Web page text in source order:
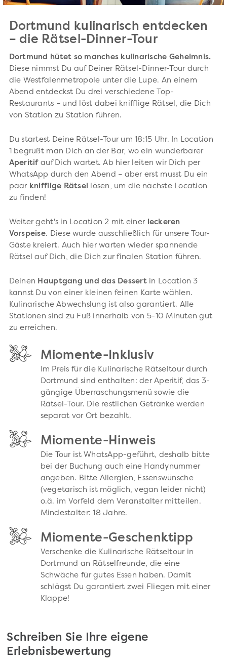
Dortmund kulinarisch entdecken
– die Rätsel-Dinner-Tour
Dortmund hütet so manches kulinarische Geheimnis.
Diese nimmst Du auf Deiner Rätsel-Dinner-Tour durch
die Westfalenmetropole unter die Lupe. An einem
Abend entdeckst Du drei verschiedene Top-
Restaurants – und löst dabei knifflige Rätsel, die Dich
von Station zu Station führen.
Du startest Deine Rätsel-Tour um 18:15 Uhr. In Location
1 begrüßt man Dich an der Bar, wo ein wunderbarer
Aperitifauf Dich wartet. Ab hier leiten wir Dich per
WhatsApp durch den Abend – aber erst musst Du ein
paar knifflige Rätsel lösen, um die nächste Location
zu finden!
Weiter geht's in Location 2 mit einer leckeren
Vorspeise. Diese wurde ausschließlich für unsere Tour-
Gäste kreiert. Auch hier warten wieder spannende
Rätsel auf Dich, die Dich zur finalen Station führen.
Deinen Hauptgang und das Dessertin Location 3
kannst Du von einer kleinen feinen Karte wählen.
Kulinarische Abwechslung ist also garantiert. Alle
Stationen sind zu Fuß innerhalb von 5-10 Minuten gut
zu erreichen.
Miomente-Inklusiv
Im Preis für die Kulinarische Rätseltour durch
Dortmund sind enthalten: der Aperitif, das 3-
gängige Überraschungsmenü sowie die
Rätsel-Tour. Die restlichen Getränke werden
separat vor Ort bezahlt.
Miomente-Hinweis
Die Tour ist WhatsApp-geführt, deshalb bitte
bei der Buchung auch eine Handynummer
angeben. Bitte Allergien, Essenswünsche
(vegetarisch ist möglich, vegan leider nicht)
o.ä. im Vorfeld dem Veranstalter mitteilen.
Mindestalter: 18 Jahre.
Miomente-Geschenktipp
Verschenke die Kulinarische Rätseltour in
Dortmund an Rätselfreunde, die eine
Schwäche für gutes Essen haben. Damit
schlägst Du garantiert zwei Fliegen mit einer
Klappe!
Schreiben Sie Ihre eigene
Erlebnisbewertung